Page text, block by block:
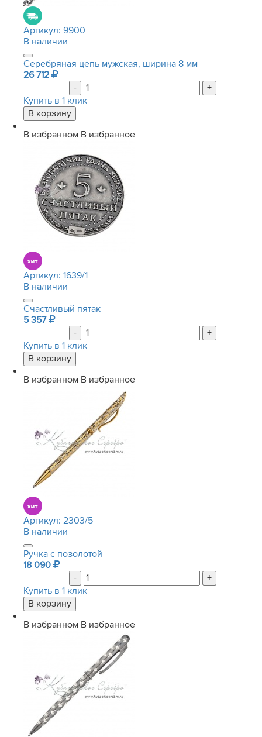
Артикул: 9900
В наличии
Серебряная цепь мужская, ширина 8 мм
26 712
-
+
Купить в 1 клик
В избранном В избранное
Артикул: 1639/1
В наличии
Счастливый пятак
5 357
-
+
Купить в 1 клик
В избранном В избранное
Артикул: 2303/5
В наличии
Ручка с позолотой
18 090
-
+
Купить в 1 клик
В избранном В избранное